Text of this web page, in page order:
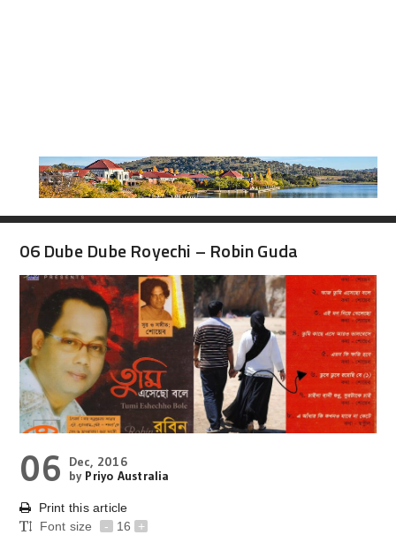
06 Dube Dube Royechi – Robin Guda
06
Dec, 2016
by Priyo Australia
Print this article
Font size
- 16 +